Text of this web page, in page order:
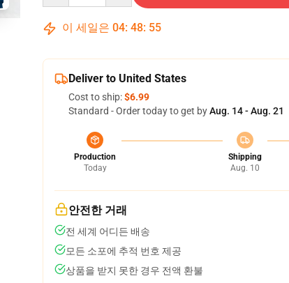
이 세일은 04: 48: 54
Deliver to United States
Cost to ship:$6.99
Standard - Order today to get byAug. 14 - Aug. 21
Production
Today
Shipping
Aug. 10
안전한 거래
전 세계 어디든 배송
모든 소포에 추적 번호 제공
상품을 받지 못한 경우 전액 환불